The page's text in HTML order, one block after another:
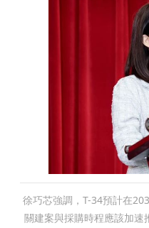
徐巧芯強調，T-34預計在
關建案與採購時程應該加速